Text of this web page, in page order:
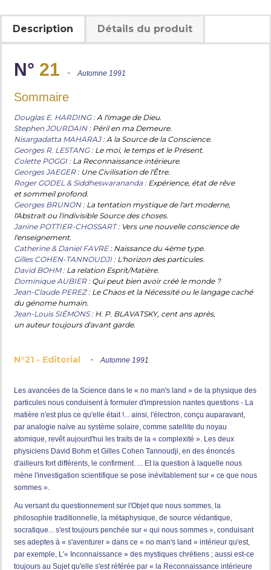
Description Détails du produit
N° 21 - Automne 1991
Sommaire
Douglas E. HARDING : A l'image de Dieu.
Stephen JOURDAIN : Péril en ma Demeure.
Nisargadatta MAHARAJ : A la Source de la Conscience.
Georges R. LESTANG : Le moi, le temps et le Présent.
Colette POGGI : La Reconnaissance intérieure.
Georges JAEGER : Une Civilisation de l'Être.
Roger GODEL & Siddheswarananda : Expérience, état de rêve
et sommeil profond.
Georges BRUNON : La tentation mystique de l'art moderne,
l'Abstrait ou l'indivisible Source des choses.
Janine POTTIER-CHOSSART : Vers une nouvelle conscience de
l'enseignement.
Catherine & Daniel FAVRE : Naissance du 4ème type.
Gilles COHEN-TANNOUDJI : L'horizon des particules.
David BOHM : La relation Esprit/Matière.
Dominique AUBIER : Qui peut bien avoir créé le monde ?
Jean-Claude PEREZ : Le Chaos et la Nécessité ou le langage caché
du génome humain.
Jean-Louis SIÉMONS : H. P. BLAVATSKY, cent ans après,
un auteur toujours d'avant garde.
N°21 - Editorial - Automne 1991
Les avancées de la Science dans le « no man's land » de la physique des
particules nous conduisent à formuler d'impression nantes questions - La
matière n'est plus ce qu'elle était !... ainsi, l'électron, conçu auparavant,
par analogie naïve au système solaire, comme satellite du noyau
atomique, revêt aujourd'hui les traits de la « complexité ». Les deux
physiciens David Bohm et Gilles Cohen Tannoudji, en des énoncés
d'ailleurs fort différents, le confirment. ... Et la question à laquelle nous
mène l'investigation scientifique se pose inévitablement sur « ce que nous
sommes ».
Au versant du questionnement sur l'Objet que nous sommes, la
philosophie traditionnelle, la métaphysique, de source védantique,
socratique... s'est toujours penchée sur « qui nous sommes », conduisant
ses adeptes à « s'aventurer » dans ce « no man's land » intérieur qu'est,
par exemple, L'« Inconnaissance » des mystiques chrétiens ; aussi est-ce
toujours au Sujet qu'elle s'est référée par « la Reconnaissance intérieure